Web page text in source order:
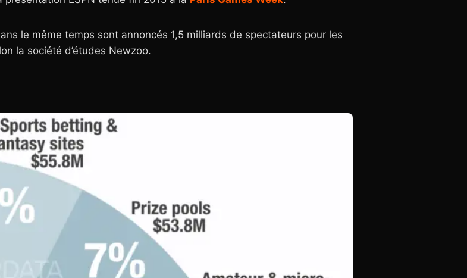
le même temps sont annoncés 1,5 milliards de spectateurs pour les
la société d’études Newzoo.